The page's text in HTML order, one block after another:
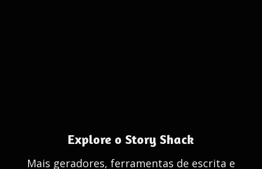
Explore o Story Shack
Mais geradores, ferramentas de escrita e